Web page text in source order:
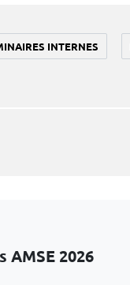
INTERNES
2026